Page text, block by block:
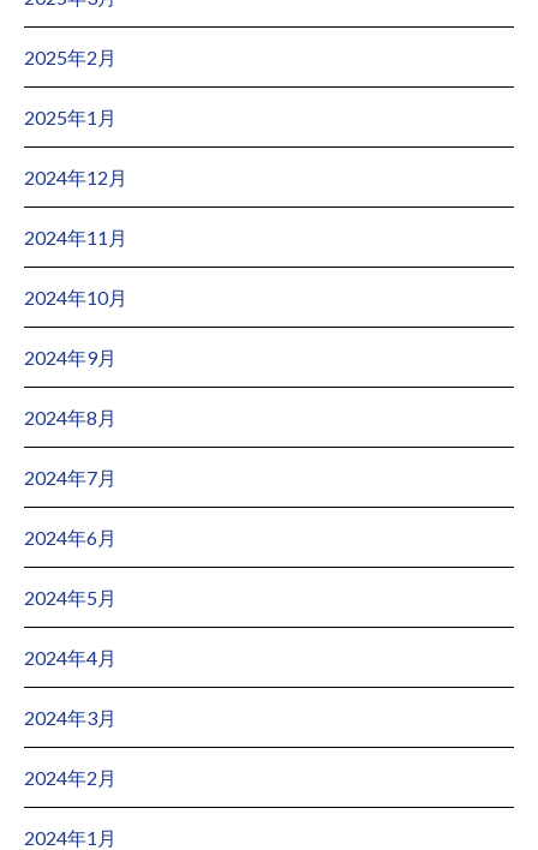
2025年2月
2025年1月
2024年12月
2024年11月
2024年10月
2024年9月
2024年8月
2024年7月
2024年6月
2024年5月
2024年4月
2024年3月
2024年2月
2024年1月